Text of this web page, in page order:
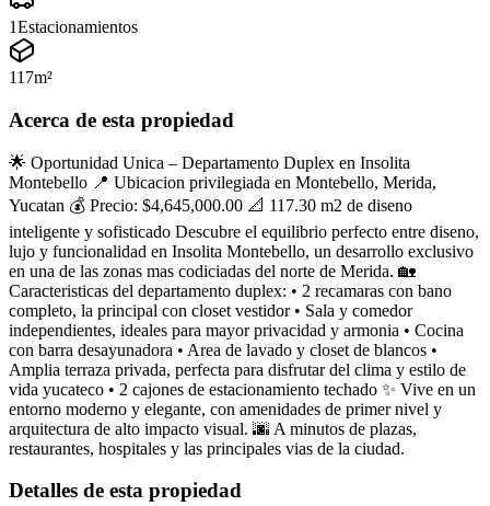
1Estacionamientos
117m²
Acerca de esta propiedad
🌟 Oportunidad Unica – Departamento Duplex en Insolita
Montebello 📍 Ubicacion privilegiada en Montebello, Merida,
Yucatan 💰 Precio: $4,645,000.00 📐 117.30 m2 de diseno
inteligente y sofisticado Descubre el equilibrio perfecto entre diseno,
lujo y funcionalidad en Insolita Montebello, un desarrollo exclusivo
en una de las zonas mas codiciadas del norte de Merida. 🏡
Caracteristicas del departamento duplex: • 2 recamaras con bano
completo, la principal con closet vestidor • Sala y comedor
independientes, ideales para mayor privacidad y armonia • Cocina
con barra desayunadora • Area de lavado y closet de blancos •
Amplia terraza privada, perfecta para disfrutar del clima y estilo de
vida yucateco • 2 cajones de estacionamiento techado ✨ Vive en un
entorno moderno y elegante, con amenidades de primer nivel y
arquitectura de alto impacto visual. 🌆 A minutos de plazas,
restaurantes, hospitales y las principales vias de la ciudad.
Detalles de esta propiedad